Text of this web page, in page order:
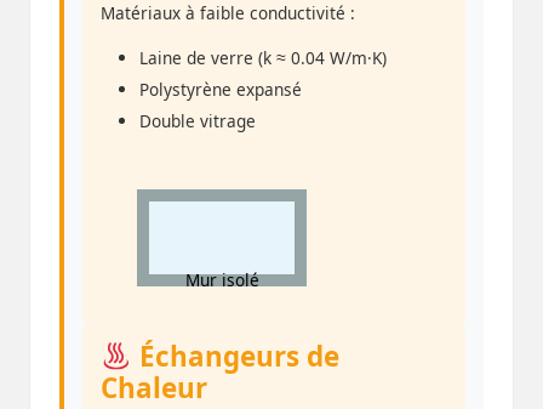
Matériaux à faible conductivité :
Laine de verre (k ≈ 0.04 W/m·K)
Polystyrène expansé
Double vitrage
Mur isolé
Échangeurs de
Chaleur